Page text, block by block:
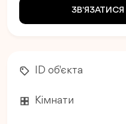
ID об'єкта
Кімнати